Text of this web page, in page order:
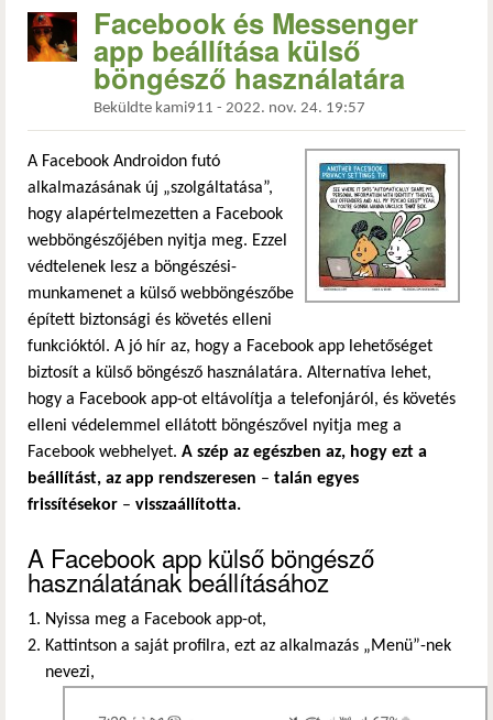
Facebook és Messenger
app beállítása külső
böngésző használatára
Beküldte kami911 - 2022. nov. 24. 19:57
A Facebook Androidon futó
alkalmazásának új „szolgáltatása”,
hogy alapértelmezetten a Facebook
webböngészőjében nyitja meg. Ezzel
védtelenek lesz a böngészési-
munkamenet a külső webböngészőbe
épített biztonsági és követés elleni
funkcióktól. A jó hír az, hogy a Facebook app lehetőséget
biztosít a külső böngésző használatára. Alternatíva lehet,
hogy a Facebook app-ot eltávolítja a telefonjáról, és követés
elleni védelemmel ellátott böngészővel nyitja meg a
Facebook webhelyet. A szép az egészben az, hogy ezt a
beállítást, az app rendszeresen – talán egyes
frissítésekor – visszaállította.
A Facebook app külső böngésző
használatának beállításához
Nyissa meg a Facebook app-ot,
Kattintson a saját profilra, ezt az alkalmazás „Menü”-nek
nevezi,